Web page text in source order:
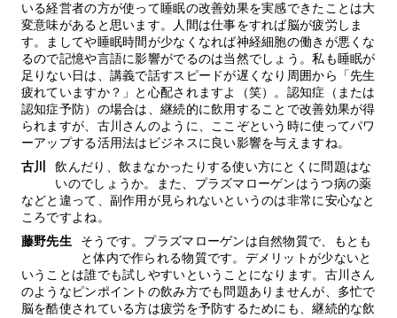
いる経営者の方が使って睡眠の改善効果を実感できたことは大
変意味があると思います。人間は仕事をすれば脳が疲労しま
す。ましてや睡眠時間が少なくなれば神経細胞の働きが悪くな
るので記憶や言語に影響がでるのは当然でしょう。私も睡眠が
足りない日は、講義で話すスピードが遅くなり周囲から「先生
疲れていますか？」と心配されますよ（笑）。認知症（または
認知症予防）の場合は、継続的に飲用することで改善効果が得
られますが、古川さんのように、ここぞという時に使ってパワ
ーアップする活用法はビジネスに良い影響を与えますね。
古川
飲んだり、飲まなかったりする使い方にとくに問題はな
いのでしょうか。また、プラズマローゲンはうつ病の薬
などと違って、副作用が見られないというのは非常に安心なと
ころですよね。
藤野先生
そうです。プラズマローゲンは自然物質で、もとも
と体内で作られる物質です。デメリットが少ないと
いうことは誰でも試しやすいということになります。古川さん
のようなピンポイントの飲み方でも問題ありませんが、多忙で
脳を酷使されている方は疲労を予防するためにも、継続的な飲